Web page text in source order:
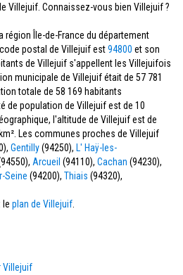
Villejuif. Connaissez-vous bien Villejuif ?
Île-de-France du département
postal de Villejuif est94800 et son
de Villejuif s'appellent les Villejuifois
municipale de Villejuif était de 57 781
totale de 58 169 habitants
de population de Villejuif est de 10
l'altitude de Villejuif est de
Les communes proches de Villejuif
Gentilly(94250), L' Haÿ-les-
Arcueil (94110), Cachan (94230),
Seine (94200), Thiais (94320),
le plan de Villejuif
Villejuif